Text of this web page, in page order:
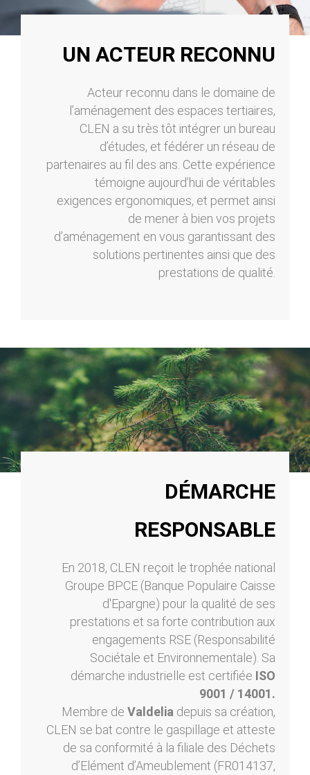
UN ACTEUR RECONNU
Acteur reconnu dans le domaine de
l’aménagement des espaces tertiaires,
CLEN a su très tôt intégrer un bureau
d’études, et fédérer un réseau de
partenaires au fil des ans. Cette expérience
témoigne aujourd’hui de véritables
exigences ergonomiques, et permet ainsi
de mener à bien vos projets
d’aménagement en vous garantissant des
solutions pertinentes ainsi que des
prestations de qualité.
DÉMARCHE
RESPONSABLE
En 2018, CLEN reçoit le trophée national
Groupe BPCE (Banque Populaire Caisse
d'Epargne) pour la qualité de ses
prestations et sa forte contribution aux
engagements RSE (Responsabilité
Sociétale et Environnementale). Sa
démarche industrielle est certifiée ISO
9001 / 14001.
Membre de Valdelia depuis sa création,
CLEN se bat contre le gaspillage et atteste
de sa conformité à la filiale des Déchets
d’Elément d’Ameublement (FR014137,